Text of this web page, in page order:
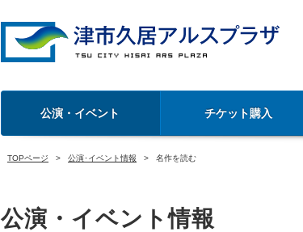
公演・イベント チケット購入
TOPページ 公演･イベント情報 名作を読む
公演・イベント情報